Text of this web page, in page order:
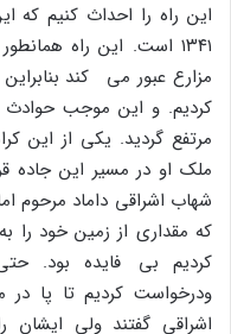
۱۳۴۱ است. این راه
مزارع عبور مى کند
کردیم. و این موجب حوادث
مرتفع گردید. یکى از این
ملک او در مسیر این جاده
شهاب اشراقى داماد مرحوم
که مقدارى از زمین خود را
کردیم بى فایده بود.
ودرخواست کردیم تا پا در
اشراقى گفتند ولى